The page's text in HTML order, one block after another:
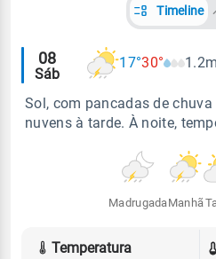
Timeline
Alertas
meteorológicos
08
Sáb
17°30°
Sol, com pancadas de
nuvens à tarde. À noite,
Madrugada Manhã
Temperatura